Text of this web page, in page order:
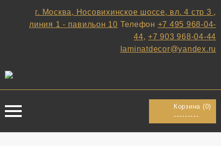
г. Москва, Носовихинское шоссе, вл. 4 стр 3 ,
линия 1 - павильон 10 Телефон +7 495 968-04-
44, +7 903 968-04-44
laminatdecor@yandex.ru
Корзина (0)
---------